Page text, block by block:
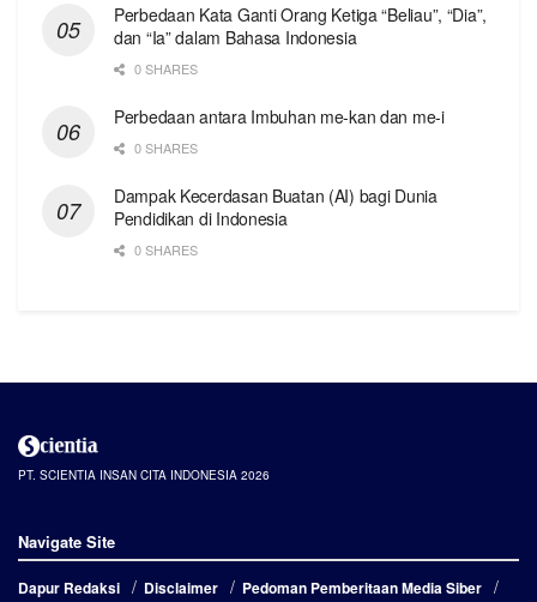
Perbedaan Kata Ganti Orang Ketiga “Beliau”, “Dia”,
dan “Ia” dalam Bahasa Indonesia
0 SHARES
Perbedaan antara Imbuhan me-kan dan me-i
0 SHARES
Dampak Kecerdasan Buatan (AI) bagi Dunia
Pendidikan di Indonesia
0 SHARES
PT. SCIENTIA INSAN CITA INDONESIA 2026
Navigate Site
Dapur Redaksi Disclaimer Pedoman Pemberitaan Media Siber